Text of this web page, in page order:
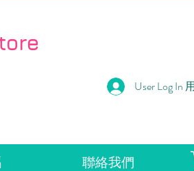
User Log In
聯絡我們